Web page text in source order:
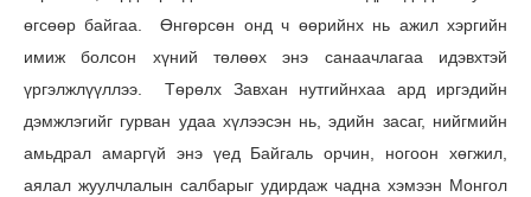
өгсөөр байгаа. Өнгөрсөн онд ч өөрийнх нь ажил хэргийн
имиж болсон хүний төлөөх энэ санаачлагаа идэвхтэй
үргэлжлүүллээ. Төрөлх Завхан нутгийнхаа ард иргэдийн
дэмжлэгийг гурван удаа хүлээсэн нь, эдийн засаг, нийгмийн
амьдрал амаргүй энэ үед Байгаль орчин, ногоон хөгжил,
аялал жуулчлалын салбарыг удирдаж чадна хэмээн Монгол